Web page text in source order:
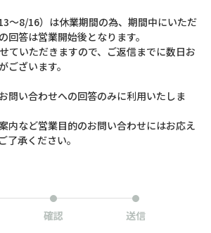
～8/16）は休業期間の為、期間中にいただ
回答は営業開始後となります。
ていただきますので、ご返信までに数日お
ございます。
問い合わせへの回答のみに利用いたしま
内など営業目的のお問い合わせにはお応え
了承ください。
確認 送信